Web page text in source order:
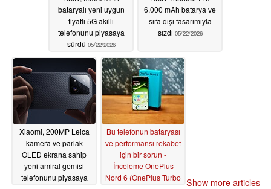
bataryalı yeni uygun
fiyatlı 5G akıllı
telefonunu piyasaya
sürdü 05/22/2026
6.000 mAh batarya ve
sıra dışı tasarımıyla
sızdı 05/22/2026
Xiaomi, 200MP Leica
kamera ve parlak
OLED ekrana sahip
yeni amiral gemisi
telefonunu piyasaya
Bu telefonun bataryası
ve performansı rekabet
için bir sorun -
İnceleme OnePlus
Nord 6 (OnePlus Turbo Show more articles